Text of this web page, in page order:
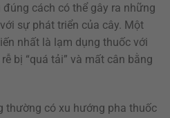
đúng cách có thể gây ra những
sự phát triển của cây. Một
nhất là lạm dụng thuốc với
bị “quá tải” và mất cân bằng
thường có xu hướng pha thuốc